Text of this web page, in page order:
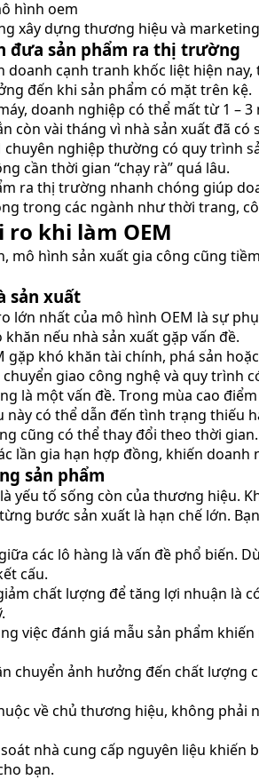
xây dựng thương hiệu và
đưa sản phẩm ra thị trường
cạnh tranh khốc liệt hiện
đến khi sản phẩm có mặt trên kệ.
doanh nghiệp có thể mất từ 1 –
còn vài tháng vì nhà sản xuất đã có
chuyên nghiệp thường có quy trình
cần thời gian “chạy rà” quá lâu.
ra thị trường nhanh chóng giúp
trong các ngành như thời trang,
ro khi làm OEM
mô hình sản xuất gia công cũng
sản xuất
nhất của mô hình OEM là sự
nếu nhà sản xuất gặp vấn đề.
gặp khó khăn tài chính, phá sản
giao công nghệ và quy trình
là một vấn đề. Trong mùa cao
này có thể dẫn đến tình trạng thiếu
cũng có thể thay đổi theo thời
lần gia hạn hợp đồng, khiến doanh
sản phẩm
yếu tố sống còn của thương hiệu.
bước sản xuất là hạn chế lớn.
các lô hàng là vấn đề phổ biến.
cấu.
chất lượng để tăng lợi nhuận là
việc đánh giá mẫu sản phẩm
chuyển ảnh hưởng đến chất
về chủ thương hiệu, không phải
nhà cung cấp nguyên liệu
bạn.